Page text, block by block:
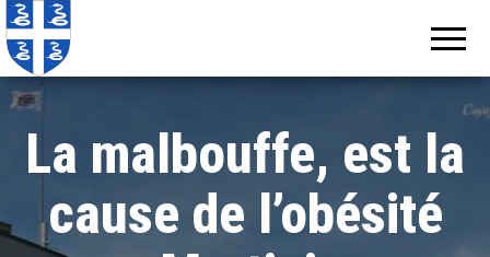
La malbouffe, est la
cause de l’obésité